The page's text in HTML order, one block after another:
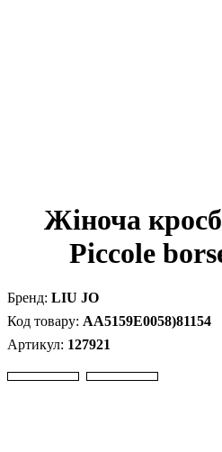
Жіноча
Piccole
LIU JO
AA5159E0058)81154
127921